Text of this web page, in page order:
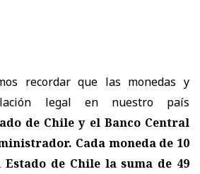
recordar que las monedas y
legal en nuestro país
de Chile y el Banco Central
Cada moneda de 10
Estado de Chile la suma de 49